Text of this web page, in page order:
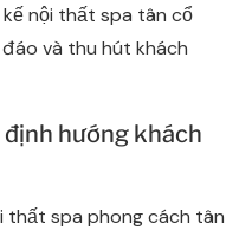
nội thất spa tân cổ
và thu hút khách
hướng khách
thất spa phong cách tân